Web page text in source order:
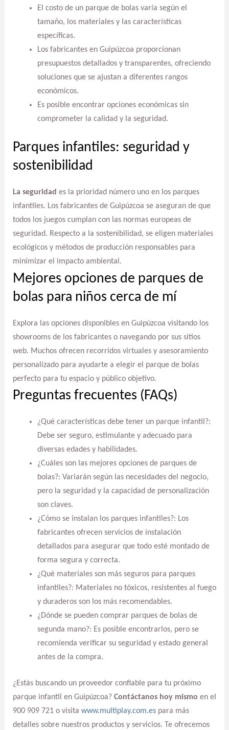
El costo de un parque de bolas varía según el
tamaño, los materiales y las características
específicas.
Los fabricantes en Guipúzcoa proporcionan
presupuestos detallados y transparentes, ofreciendo
soluciones que se ajustan a diferentes rangos
económicos.
Es posible encontrar opciones económicas sin
comprometer la calidad y la seguridad.
Parques infantiles: seguridad y
sostenibilidad
La seguridad es la prioridad número uno en los parques
infantiles. Los fabricantes de Guipúzcoa se aseguran de que
todos los juegos cumplan con las normas europeas de
seguridad. Respecto a la sostenibilidad, se eligen materiales
ecológicos y métodos de producción responsables para
minimizar el impacto ambiental.
Mejores opciones de parques de
bolas para niños cerca de mí
Explora las opciones disponibles en Guipúzcoa visitando los
showrooms de los fabricantes o navegando por sus sitios
web. Muchos ofrecen recorridos virtuales y asesoramiento
personalizado para ayudarte a elegir el parque de bolas
perfecto para tu espacio y público objetivo.
Preguntas frecuentes (FAQs)
¿Qué características debe tener un parque infantil?:
Debe ser seguro, estimulante y adecuado para
diversas edades y habilidades.
¿Cuáles son las mejores opciones de parques de
bolas?: Variarán según las necesidades del negocio,
pero la seguridad y la capacidad de personalización
son claves.
¿Cómo se instalan los parques infantiles?: Los
fabricantes ofrecen servicios de instalación
detallados para asegurar que todo esté montado de
forma segura y correcta.
¿Qué materiales son más seguros para parques
infantiles?: Materiales no tóxicos, resistentes al fuego
y duraderos son los más recomendables.
¿Dónde se pueden comprar parques de bolas de
segunda mano?: Es posible encontrarlos, pero se
recomienda verificar su seguridad y estado general
antes de la compra.
¿Estás buscando un proveedor confiable para tu próximo
parque infantil en Guipúzcoa? Contáctanos hoy mismo en el
900 909 721 o visita www.multiplay.com.espara más
detalles sobre nuestros productos y servicios. Te ofrecemos